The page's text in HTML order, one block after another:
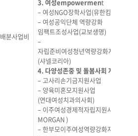
배분사업비
3. 여성empowerment
– 여성NGO장학사업(유한킴벌리)
– 여성공익단체 역량강화
임팩트조성사업(교보생명)
–
자립준비여성청년역량강화지원사업
(샤넬코리아)
4. 다양성존중 및 돌봄사회 지원
– 고사리손기금지원사업
– 양육미혼모지원사업
(연대여성치과의사회)
– 이주여성경제적자립지원사업(JP
MORGAN )
– 한부모이주여성역량강화지원사업